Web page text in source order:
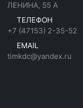
ЛЕНИНА, 55 А
ТЕЛЕФОН
+7 (47153) 2-35-52
EMAIL
timkdc@yandex.ru